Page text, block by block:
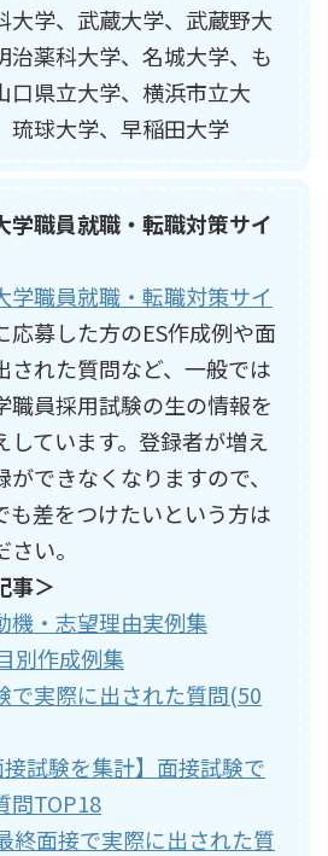
大学、武蔵大学、武蔵野大
治薬科大学、名城大学、も
口県立大学、横浜市立大
琉球大学、早稲田大学
職員就職・転職対策サイ
学職員就職・転職対策サイ
応募した方のES作成例や面
された質問など、一般では
職員採用試験の生の情報を
しています。登録者が増え
できなくなりますので、
も差をつけたいという方は
い。
事＞
機・志望理由実例集
別作成例集
で実際に出された質問(50
接試験を集計】面接試験で
問TOP18
終面接で実際に出された質